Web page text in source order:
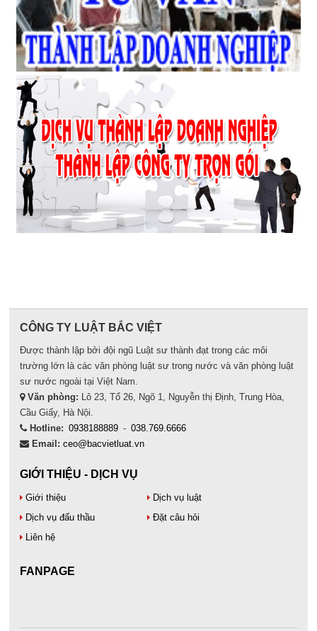
CÔNG TY LUẬT BẮC VIỆT
Được thành lập bởi đội ngũ Luật sư thành đạt trong các môi
trường lớn là các văn phòng luật sư trong nước và văn phòng luật
sư nước ngoài tại Việt Nam.
Văn phòng: Lô 23, Tổ 26, Ngõ 1, Nguyễn thị Định, Trung Hòa,
Cầu Giấy, Hà Nội.
Hotline: 0938188889 - 038.769.6666
Email: ceo@bacvietluat.vn
GIỚI THIỆU - DỊCH VỤ
Giới thiệu
Dịch vụ luật
Dịch vụ đấu thầu
Đặt câu hỏi
Liên hệ
FANPAGE